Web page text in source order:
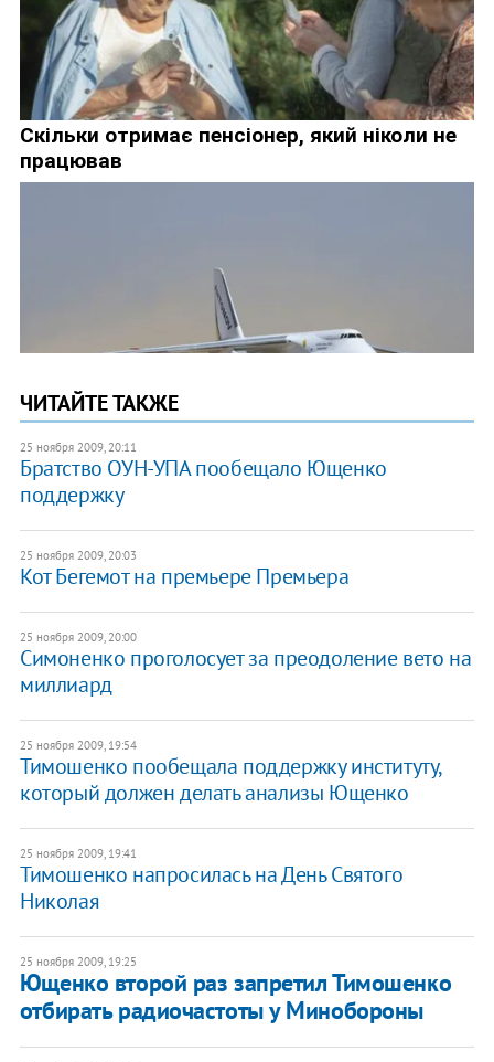
ЧИТАЙТЕ ТАКЖЕ
25 ноября 2009, 20:11
Братство ОУН-УПА пообещало Ющенко
поддержку
25 ноября 2009, 20:03
Кот Бегемот на премьере Премьера
25 ноября 2009, 20:00
Симоненко проголосует за преодоление вето на
миллиард
25 ноября 2009, 19:54
Тимошенко пообещала поддержку институту,
который должен делать анализы Ющенко
25 ноября 2009, 19:41
Тимошенко напросилась на День Святого
Николая
25 ноября 2009, 19:25
Ющенко второй раз запретил Тимошенко
отбирать радиочастоты у Минобороны